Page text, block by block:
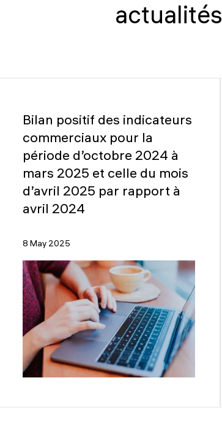
actualités
Bilan positif des indicateurs
commerciaux pour la
période d’octobre 2024 à
mars 2025 et celle du mois
d’avril 2025 par rapport à
avril 2024
8 May 2025